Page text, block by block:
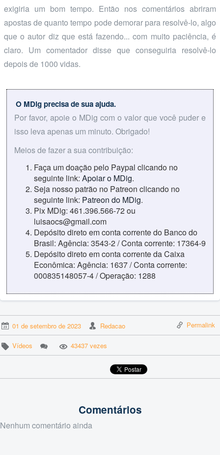
exigiria um bom tempo. Então nos comentários abriram
apostas de quanto tempo pode demorar para resolvê-lo, algo
que o autor diz que está fazendo... com muito paciência, é
claro. Um comentador disse que conseguiria resolvê-lo
depois de 1000 vidas.
O MDig precisa de sua ajuda.
Por favor, apoie o MDig com o valor que você puder e
isso leva apenas um minuto. Obrigado!
Meios de fazer a sua contribuição:
Faça um doação pelo Paypal clicando no
seguinte link: Apoiar o MDig.
Seja nosso patrão no Patreon clicando no
seguinte link: Patreon do MDig.
Pix MDig: 461.396.566-72 ou
luisaocs@gmail.com
Depósito direto em conta corrente do Banco do
Brasil: Agência: 3543-2 / Conta corrente: 17364-9
Depósito direto em conta corrente da Caixa
Econômica: Agência: 1637 / Conta corrente:
000835148057-4 / Operação: 1288
01 de setembro de 2023 Redacao Permalink
Vídeos 43437 vezes
Comentários
Nenhum comentário ainda